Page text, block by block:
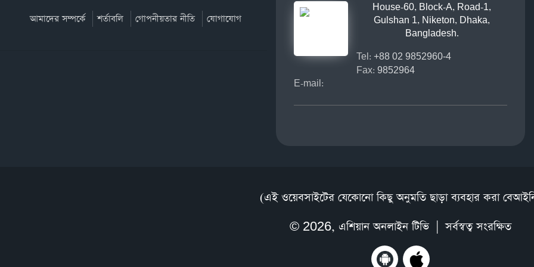
আমাদের সম্পর্কে শর্তাবলি গোপনীয়তার নীতি যোগাযোগ
House-60, Block-A, Road-1,
Gulshan 1, Niketon, Dhaka,
Bangladesh.
Tel: +88 02 9852960-4
Fax: 9852964
E-mail:
(এই ওয়েবসাইটের যেকোনো কিছু অনুমতি ছাড়া ব্যবহার করা
© 2026, এশিয়ান অনলাইন টিভি| সর্বস্বত্ব সংরক্ষিত